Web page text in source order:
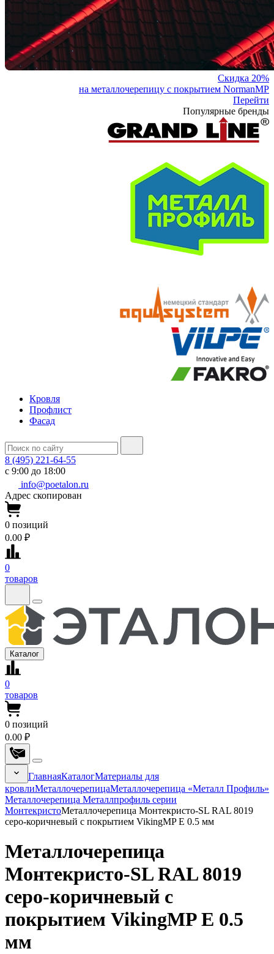
Скидка 20%
на металлочерепицу с покрытием NormanMP
Перейти
Популярные бренды
Кровля
Профлист
Фасад
8 (495) 221-64-55
с 9:00 до 18:00
info@poetalon.ru
Адрес скопирован
0 позиций
0.00 ₽
0
товаров
Каталог
0
товаров
0 позиций
0.00 ₽
ГлавнаяКаталогМатериалы для
кровлиМеталлочерепицаМеталлочерепица «Металл Профиль»
Металлочерепица Металлпрофиль серии
МонтекристоМеталлочерепица Монтекристо-SL RAL 8019
серо-коричневый с покрытием VikingMP E 0.5 мм
Металлочерепица
Монтекристо-SL RAL 8019
серо-коричневый с
покрытием VikingMP E 0.5
мм